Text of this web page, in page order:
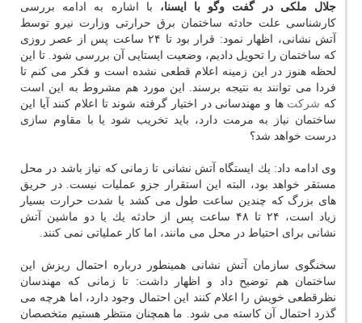
جلال ملكی در گفت وگو با ایسنا، با اشاره به ادامه بررسی
كارشناسی علت حادثه ساختمان برق حرارتی وزارت نیرو توسط
آتش نشانی، اظهار نمود: قرار بود تا ۲۴ ساعت پس از عصر روزی
كه ساختمان را تحویل دادیم، وضعیت ایستایی آن بررسی شود. تا این
لحظه هنوز در این زمینه اعلام قطعی نشده است و فكر می كنم تا
فردا می توانند به نتیجه برسند. این مورد هم مشروط به این است
كه شركت ها و مهندسانی در اختیار گرفته شوند تا اعلام كنند آیا این
ساختمان نیاز به مرمت دارد، باید تخریب شود یا با مقاوم سازی
درست خواهد شد؟
وی ادامه داد: یك ایستگاه آتش نشانی تا زمانی كه نیاز باشد در محل
مستقر خواهد بود، البته این استقرار جزو عملیات نیست. در حریق
های بزرگ كه چندین ساعت طول می كشد یا شدت حرارت بسیار
زیاد است، ۲۴ تا ۴۸ ساعت پس از حادثه یك یا دو ماشین آتش
نشانی برای احتیاط در محل می مانند، اما كار عملیاتی نمی كنند.
سخنگوی سازمان آتش نشانی همینطور درباره احتمال ریزش این
ساختمان هم توضیح داد و اظهار داشت: تا زمانی كه مهندسان
نظرقطعی خویش را اعلام كنند این احتمال وجود دارد، اما هرچه می
گذرد احتمال آن كاسته می شود. ما همچنان منتظر هستیم متخصصان